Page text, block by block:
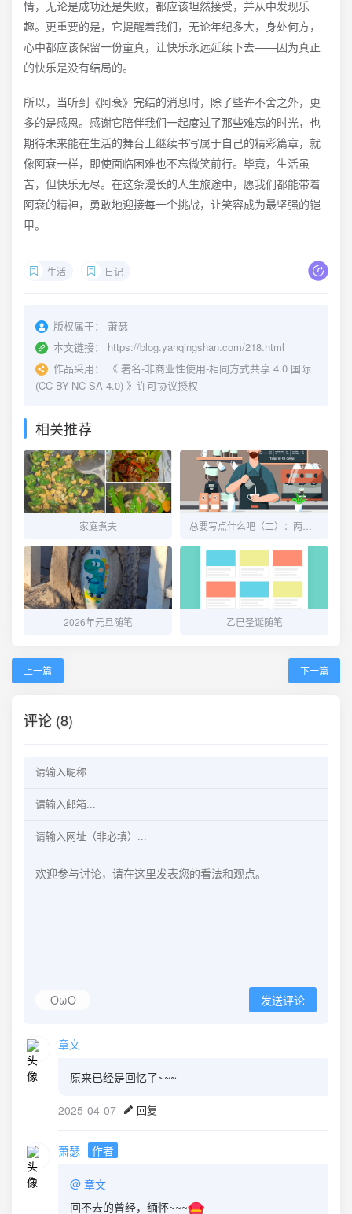
情，无论是成功还是失败，都应该坦然接受，并从中发现乐
趣。更重要的是，它提醒着我们，无论年纪多大，身处何方，
心中都应该保留一份童真，让快乐永远延续下去——因为真正
的快乐是没有结局的。
所以，当听到《阿衰》完结的消息时，除了些许不舍之外，更
多的是感恩。感谢它陪伴我们一起度过了那些难忘的时光，也
期待未来能在生活的舞台上继续书写属于自己的精彩篇章，就
像阿衰一样，即使面临困难也不忘微笑前行。毕竟，生活虽
苦，但快乐无尽。在这条漫长的人生旅途中，愿我们都能带着
阿衰的精神，勇敢地迎接每一个挑战，让笑容成为最坚强的铠
甲。
生活 日记
版权属于：
萧瑟
本文链接：
https://blog.yanqingshan.com/218.html
作品采用：
《 署名-非商业性使用-相同方式共享 4.0 国际
(CC BY-NC-SA 4.0) 》许可协议授权
相关推荐
家庭煮夫
2026年元旦随笔 乙巳圣诞随笔
上一篇 下一篇
评论 (8)
OωO 发送评论
章文
原来已经是回忆了~~~
2025-04-07 回复
萧瑟 作者
@ 章文
回不去的曾经，缅怀~~~